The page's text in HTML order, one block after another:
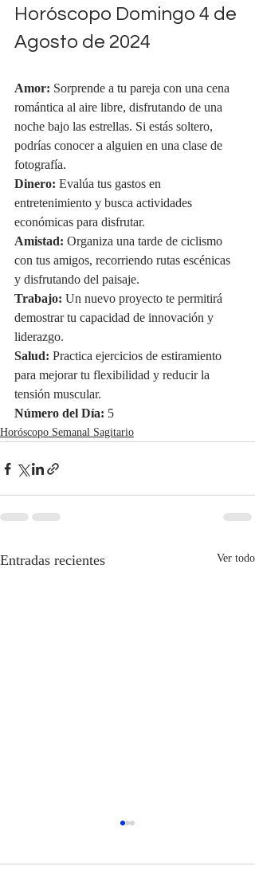
Horóscopo Domingo 4 de
Agosto de 2024
Amor: Sorprende a tu pareja con una cena
romántica al aire libre, disfrutando de una
noche bajo las estrellas. Si estás soltero,
podrías conocer a alguien en una clase de
fotografía.
Dinero: Evalúa tus gastos en
entretenimiento y busca actividades
económicas para disfrutar.
Amistad: Organiza una tarde de ciclismo
con tus amigos, recorriendo rutas escénicas
y disfrutando del paisaje.
Trabajo: Un nuevo proyecto te permitirá
demostrar tu capacidad de innovación y
liderazgo.
Salud: Practica ejercicios de estiramiento
para mejorar tu flexibilidad y reducir la
tensión muscular.
Número del Día: 5
Horóscopo Semanal Sagitario
Entradas recientes Ver todo